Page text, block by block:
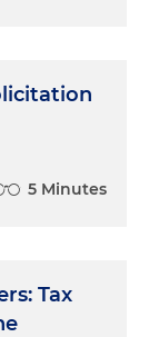
5 Minutes
Tax